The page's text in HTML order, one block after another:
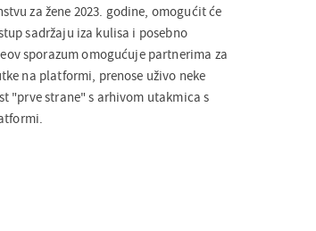
za žene 2023. godine, omogućit će
sadržaju iza kulisa i posebno
sporazum omogućuje partnerima za
na platformi, prenose uživo neke
"prve strane" s arhivom utakmica s